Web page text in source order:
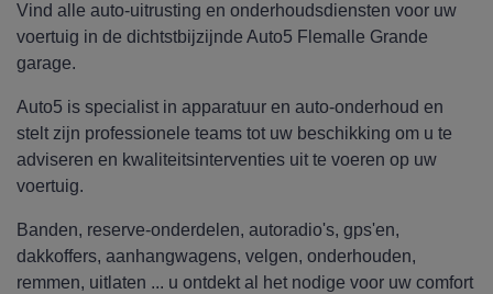
Vind alle auto-uitrusting en onderhoudsdiensten voor uw
voertuig in de dichtstbijzijnde Auto5 Flemalle Grande
garage.
Auto5 is specialist in apparatuur en auto-onderhoud en
stelt zijn professionele teams tot uw beschikking om u te
adviseren en kwaliteitsinterventies uit te voeren op uw
voertuig.
Banden, reserve-onderdelen, autoradio's, gps'en,
dakkoffers, aanhangwagens, velgen, onderhouden,
remmen, uitlaten ... u ontdekt al het nodige voor uw comfort